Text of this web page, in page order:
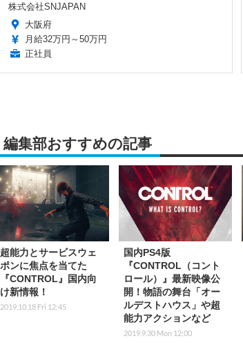
株式会社SNJAPAN
大阪府
月給32万円～50万円
正社員
編集部おすすめの記事
超能力とサービスウェ
ポンに焦点を当てた
『CONTROL』国内向
け新情報！
2019.10.18 Fri 12:45
国内PS4版
『CONTROL（コント
ロール）』最新映像公
開！物語の舞台「オー
ルデストハウス」や超
能力アクションなど
2019.9.30 Mon 12:00